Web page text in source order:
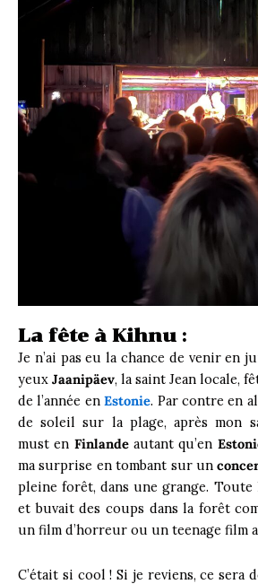
La fête à Kihnu :
Je n’ai pas eu la chance de venir en
yeux Jaanipäev, la saint Jean locale,
de l’année enEstonie. Par contre en
de soleil sur la plage, après mon
must en Finlandeautant qu’en
ma surprise en tombant sur un
pleine forêt, dans une grange. Toute
et buvait des coups dans la forêt
un film d’horreur ou un teenage film
C’était si cool ! Si je reviens, ce sera